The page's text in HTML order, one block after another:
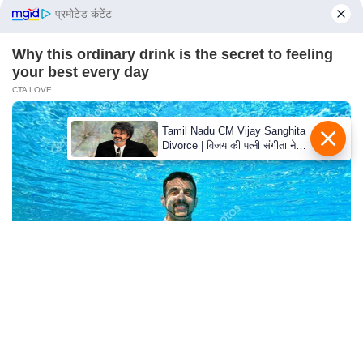
e
L
o
k
s
a
b
h
a
c
प्रमोटेड कंटेंट
Why this ordinary drink is the secret to feeling
your best every day
CTA LOVE
Tamil Nadu CM Vijay Sanghita
Divorce | विजय की पत्नी संगीता ने
वापस ली तलाक की अर्जी, कोर्ट ने
मामले को किया निपटाया